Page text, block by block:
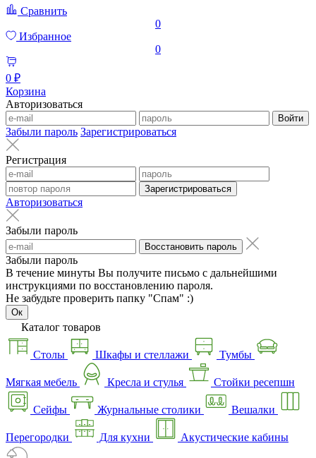
Сравнить
0
Избранное
0
0 ₽
Корзина
Авторизоваться
Войти
Забыли пароль Зарегистрироваться
Регистрация
Зарегистрироваться
Авторизоваться
Забыли пароль
Восстановить пароль
Забыли пароль
В течение минуты Вы получите письмо с дальнейшими
инструкциями по восстановлению пароля.
Не забудьте проверить папку "Спам" :)
Ок
Каталог товаров
Столы Шкафы и стеллажи Тумбы
Мягкая мебель Кресла и стулья Стойки ресепшн
Сейфы Журнальные столики Вешалки
Перегородки Для кухни Акустические кабины